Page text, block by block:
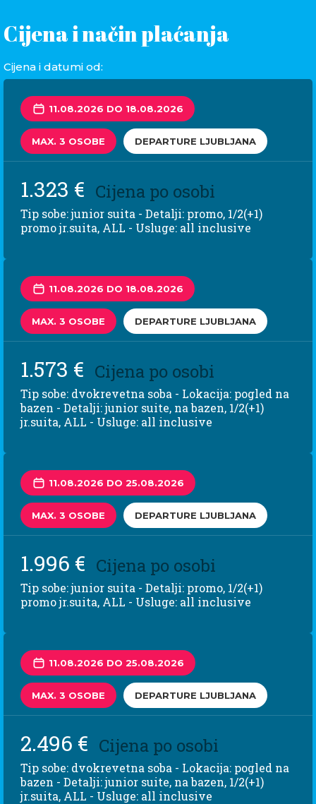
Cijena i način plaćanja
Cijena i datumi od:
11.08.2026 DO 18.08.2026
MAX. 3 OSOBE DEPARTURE LJUBLJANA
1.323 € Cijena po osobi
Tip sobe: junior suita - Detalji: promo, 1/2(+1)
promo jr.suita, ALL - Usluge: all inclusive
11.08.2026 DO 18.08.2026
MAX. 3 OSOBE DEPARTURE LJUBLJANA
1.573 € Cijena po osobi
Tip sobe: dvokrevetna soba - Lokacija: pogled na
bazen - Detalji: junior suite, na bazen, 1/2(+1)
jr.suita, ALL - Usluge: all inclusive
11.08.2026 DO 25.08.2026
MAX. 3 OSOBE DEPARTURE LJUBLJANA
1.996 € Cijena po osobi
Tip sobe: junior suita - Detalji: promo, 1/2(+1)
promo jr.suita, ALL - Usluge: all inclusive
11.08.2026 DO 25.08.2026
MAX. 3 OSOBE DEPARTURE LJUBLJANA
2.496 € Cijena po osobi
Tip sobe: dvokrevetna soba - Lokacija: pogled na
bazen - Detalji: junior suite, na bazen, 1/2(+1)
jr.suita, ALL - Usluge: all inclusive